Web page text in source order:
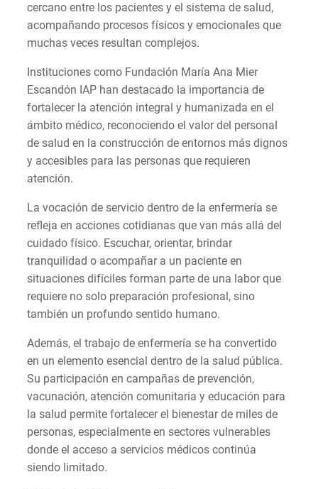
cercano entre los pacientes y el sistema de salud,
acompañando procesos físicos y emocionales que
muchas veces resultan complejos.
Instituciones como Fundación María Ana Mier
Escandón IAP han destacado la importancia de
fortalecer la atención integral y humanizada en el
ámbito médico, reconociendo el valor del personal
de salud en la construcción de entornos más dignos
y accesibles para las personas que requieren
atención.
La vocación de servicio dentro de la enfermería se
refleja en acciones cotidianas que van más allá del
cuidado físico. Escuchar, orientar, brindar
tranquilidad o acompañar a un paciente en
situaciones difíciles forman parte de una labor que
requiere no solo preparación profesional, sino
también un profundo sentido humano.
Además, el trabajo de enfermería se ha convertido
en un elemento esencial dentro de la salud pública.
Su participación en campañas de prevención,
vacunación, atención comunitaria y educación para
la salud permite fortalecer el bienestar de miles de
personas, especialmente en sectores vulnerables
donde el acceso a servicios médicos continúa
siendo limitado.